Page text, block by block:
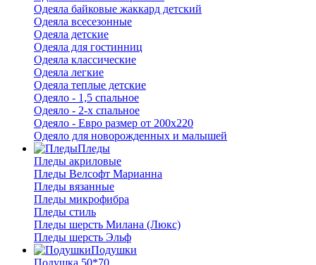
Одеяла байковые жаккард детский
Одеяла всесезонные
Одеяла детские
Одеяла для гостинниц
Одеяла классические
Одеяла легкие
Одеяла теплые детские
Одеяло - 1,5 спальное
Одеяло - 2-х спальное
Одеяло - Евро размер от 200х220
Одеяло для новорожденных и малышей
Пледы
Пледы акриловые
Пледы Велсофт Марианна
Пледы вязанные
Пледы микрофибра
Пледы стиль
Пледы шерсть Милана (Люкс)
Пледы шерсть Эльф
Подушки
Подушка 50*70